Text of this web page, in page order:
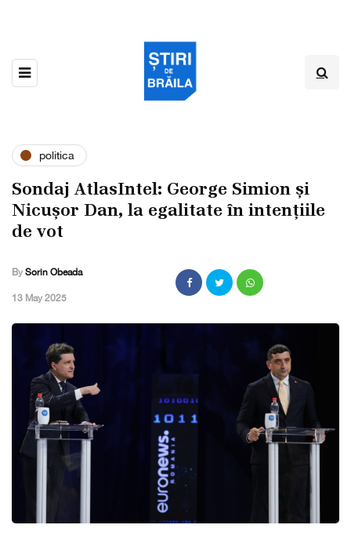
politica
Sondaj AtlasIntel: George Simion și
Nicușor Dan, la egalitate în intențiile
de vot
By Sorin Obeada
,13 May 2025